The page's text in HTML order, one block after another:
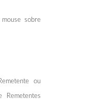
sobre
ou
Remetentes